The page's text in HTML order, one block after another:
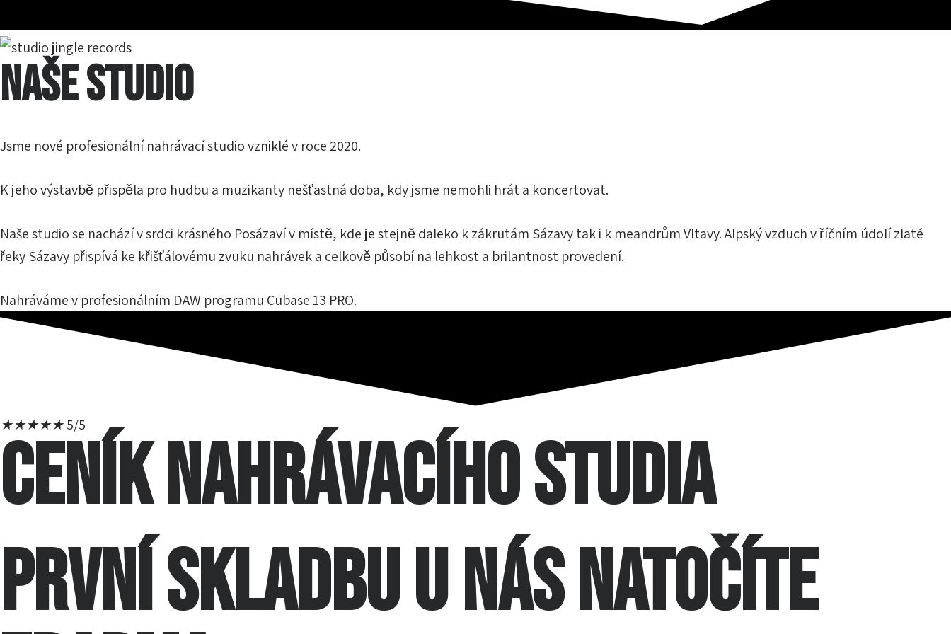
NAŠE STUDIO
Jsme nové profesionální nahrávací studio vzniklé v roce 2020.
K jeho výstavbě přispěla pro hudbu a muzikanty nešťastná doba, kdy jsme nemohli hrát a koncertovat.
Naše studio se nachází v srdci krásného Posázaví v místě, kde je stejně daleko k zákrutám Sázavy tak i k meandrům Vltavy. Alpský vzduch v říčním údolí zlaté
řeky Sázavy přispívá ke křišťálovému zvuku nahrávek a celkově působí na lehkost a brilantnost provedení.
Nahráváme v profesionálním DAW programu Cubase 13 PRO.
★★★★★5/5
CENÍK nahrávacího studia
první skladbu u nás natočíte